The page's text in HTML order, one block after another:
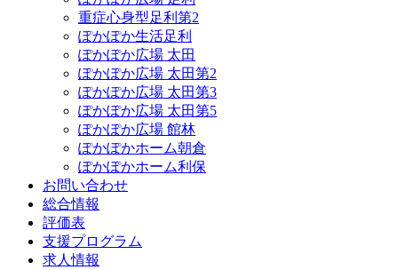
重症心身型足利第2
ぽかぽか生活足利
ぽかぽか広場 太田
ぽかぽか広場 太田第2
ぽかぽか広場 太田第3
ぽかぽか広場 太田第5
ぽかぽか広場 館林
ぽかぽかホーム朝倉
ぽかぽかホーム利保
お問い合わせ
総合情報
評価表
支援プログラム
求人情報